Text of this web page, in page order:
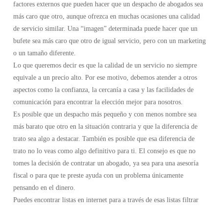
factores externos que pueden hacer que un despacho de abogados sea
más caro que otro, aunque ofrezca en muchas ocasiones una calidad
de servicio similar. Una “imagen” determinada puede hacer que un
bufete sea más caro que otro de igual servicio, pero con un marketing
o un tamaño diferente.
Lo que queremos decir es que la calidad de un servicio no siempre
equivale a un precio alto. Por ese motivo, debemos atender a otros
aspectos como la confianza, la cercanía a casa y las facilidades de
comunicación para encontrar la elección mejor para nosotros.
Es posible que un despacho más pequeño y con menos nombre sea
más barato que otro en la situación contraria y que la diferencia de
trato sea algo a destacar. También es posible que esa diferencia de
trato no lo veas como algo definitivo para ti. El consejo es que no
tomes la decisión de contratar un abogado, ya sea para una asesoría
fiscal o para que te preste ayuda con un problema únicamente
pensando en el dinero.
Puedes encontrar listas en internet para a través de esas listas filtrar